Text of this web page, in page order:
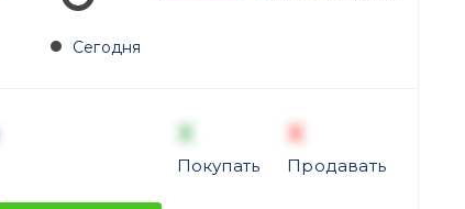
Сегодня
X
Покупать
X
Продавать